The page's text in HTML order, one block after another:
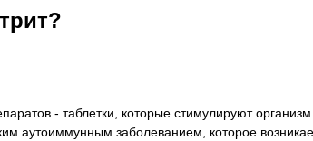
- таблетки, которые стимулируют
аутоиммунным заболеванием, которое